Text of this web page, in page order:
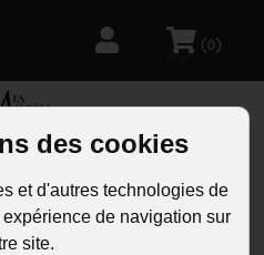
des cookies
et d'autres technologies de
de navigation sur
site.
(0)